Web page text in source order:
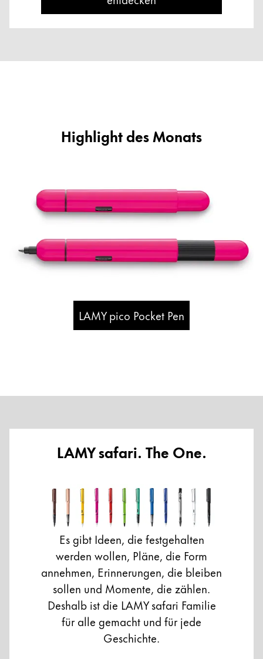
Highlight des Monats
LAMY pico Pocket Pen
LAMY safari. The One.
Es gibt Ideen, die festgehalten
werden wollen, Pläne, die Form
annehmen, Erinnerungen, die bleiben
sollen und Momente, die zählen.
Deshalb ist die LAMY safari Familie
für alle gemacht und für jede
Geschichte.